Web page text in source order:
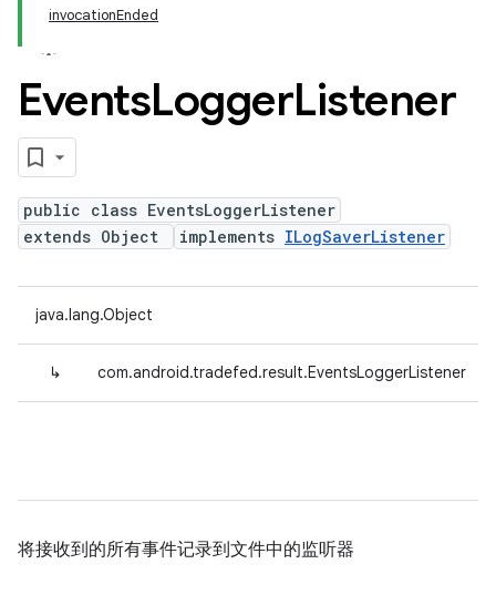
invocationEnded
EventsLoggerListener
public class EventsLoggerListener
extends Object
implements ILogSaverListener
java.lang.Object
↳ com.android.tradefed.result.EventsLoggerListener
将接收到的所有事件记录到文件中的监听器